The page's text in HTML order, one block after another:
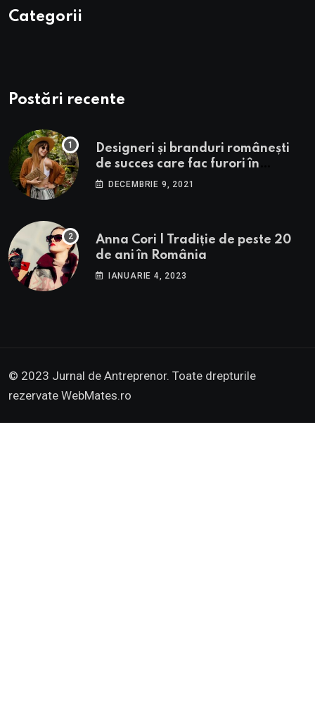
Categorii
Postări recente
Designeri și branduri românești
de succes care fac furori în
străinătate.
DECEMBRIE 9, 2021
Anna Cori | Tradiție de peste 20
de ani în România
IANUARIE 4, 2023
© 2023 Jurnal de Antreprenor. Toate drepturile
rezervate WebMates.ro